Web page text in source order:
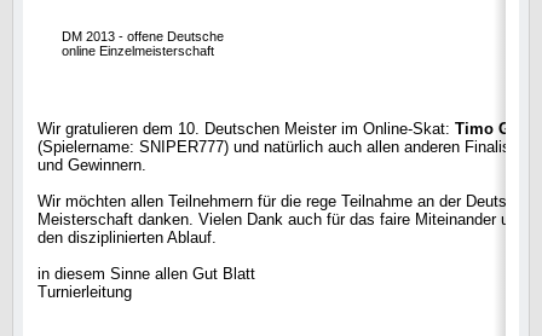
DM 2013 - offene Deutsche
online Einzelmeisterschaft
Wir gratulieren dem 10. Deutschen Meister im Online-Skat: Timo Gläss
(Spielername: SNIPER777) und natürlich auch allen anderen Finalisten
und Gewinnern.
Wir möchten allen Teilnehmern für die rege Teilnahme an der Deutschen
Meisterschaft danken. Vielen Dank auch für das faire Miteinander und
den disziplinierten Ablauf.
in diesem Sinne allen Gut Blatt
Turnierleitung